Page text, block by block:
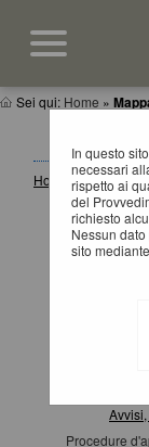
Sei qui: Home »
In questo
necessari
rispetto ai
del
richiesto
Nessun
sito
MAPPA
Home
Informazioni
Help
Atti e
Procedure